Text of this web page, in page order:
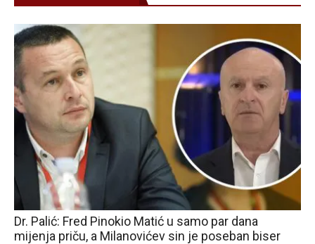
Dr. Palić: Fred Pinokio Matić u samo par dana
mijenja priču, a Milanovićev sin je poseban biser